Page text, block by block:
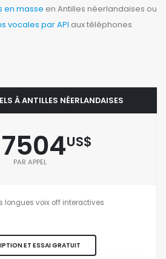
en masse en Antilles néerlandaises ou
vocales par API aux téléphones
À ANTILLES NÉERLANDAISES
US$
PAR APPEL
longues voix off interactives
ET ESSAI GRATUIT